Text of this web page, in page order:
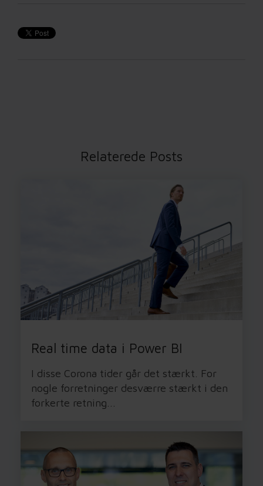
Relaterede Posts
Real time data i Power BI
I disse Corona tider går det stærkt. For
nogle forretninger desværre stærkt i den
forkerte retning...